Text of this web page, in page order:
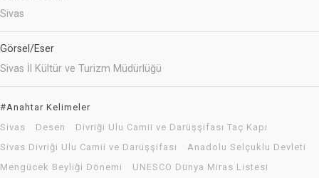
Sivas
Görsel/Eser
Sivas İl Kültür ve Turizm Müdürlüğü
#Anahtar Kelimeler
Sivas
Desen
Divriği Ulu Camii ve Darüşşifası Taç Kapı
Sivas Divriği Ulu Camii ve Darüşşifası
Anadolu Selçuklu Devleti
Mengücek Beyliği Dönemi
UNESCO Dünya Miras Listesi